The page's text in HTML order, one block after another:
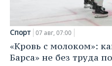
Спорт 07 авг, 07:00
«Кровь с молоком»:
Барса» не без труда